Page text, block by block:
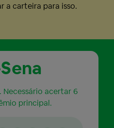
a carteira para isso.
Necessário acertar 6
principal.